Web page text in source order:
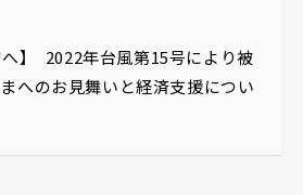
へ】 2022年台風第15号により被
へのお見舞いと経済支援につい